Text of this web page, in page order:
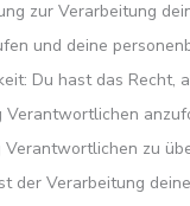
zur Verarbeitung
und deine
Du hast das Recht,
Verantwortlichen
zu
der Verarbeitung